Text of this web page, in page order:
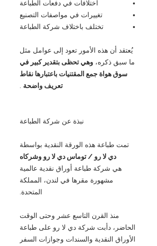
اختلافات في دفعات الطباعة
تغييرات في مواصفات التصنيع
تختلف باختلاف شركة الطباعة
يُعتقد أن هذه الأمور تعود إلى عوامل مثل
ما سبق ذكره، وهي تحظى بتقدير كبير في
سوق هواة جمع المقتنيات باعتبارها نقاط
تعريف واضحة .
نبذة عن شركة الطباعة
تمت طباعة هذه الورقة النقدية بواسطة
دي لا رو / توماس دي لا رو وشركاه
هي شركة طباعة أوراق نقدية عالمية
مشهورة مقرها في لندن، المملكة
المتحدة.
منذ القرن التاسع عشر وحتى الوقت
الحاضر، دأبت شركة دي لا رو على طباعة
الأوراق النقدية والسندات وجوازات السفر